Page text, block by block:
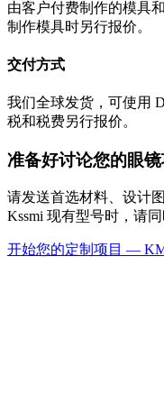
由客户付费制作的模具
制作模具时另行报价。
交付方式
我们全球发货，可使用
税和税费另行报价。
准备好讨论您的眼镜
请发送首选材料、设计
Kssmi 现有型号时，请
开始您的定制项目 —